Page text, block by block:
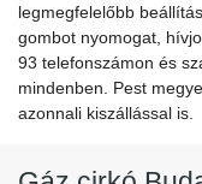
legmegfelelőbb
gombot nyomogat,
93 telefonszámon és
mindenben. Pest
azonnali kiszállással is.